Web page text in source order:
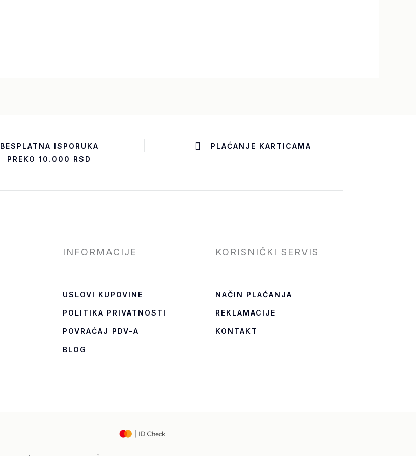
BESPLATNA ISPORUKA
PREKO 10.000 RSD
PLAĆANJE KARTICAMA
INFORMACIJE
USLOVI KUPOVINE
POLITIKA PRIVATNOSTI
POVRAĆAJ PDV-A
BLOG
KORISNIČKI SERVIS
NAČIN PLAĆANJA
REKLAMACIJE
KONTAKT